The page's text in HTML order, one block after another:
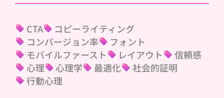
CTA
コピーライティング
コンバージョン率
フォント
モバイルファースト
レイアウト
信頼感
心理
心理学 最適化
社会的証明
行動心理